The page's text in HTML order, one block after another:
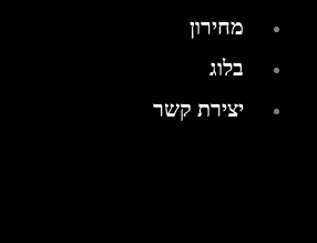
מחירון
בלוג
יצירת קשר